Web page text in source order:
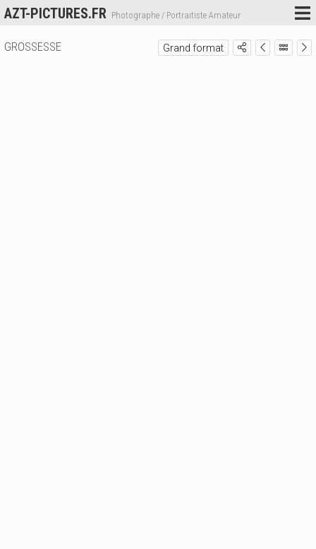
AZT-PICTURES.FR Photographe / Portraitiste Amateur
Grand format
GROSSESSE